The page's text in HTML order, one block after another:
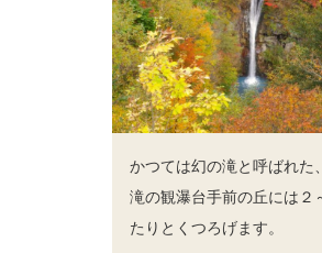
かつては幻の滝と呼ばれた
滝の観瀑台手前の丘には２
たりとくつろげます。